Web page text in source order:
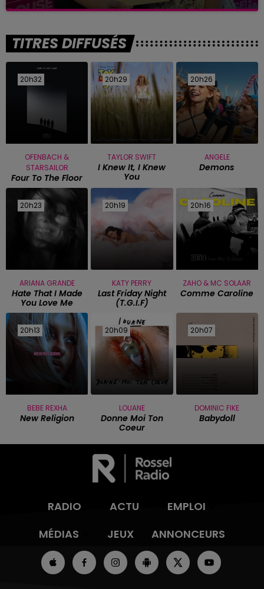
TITRES DIFFUSÉS
20h32
20h32
OFENBACH &
STARSAILOR
Four To The Floor
20h29
20h29
TAYLOR SWIFT
I Knew It, I Knew
You
20h26
20h26
ANGELE
Demons
20h23
20h23
ARIANA GRANDE
Hate That I Made
You Love Me
20h19
20h19
KATY PERRY
Last Friday Night
(t.g.i.f)
20h16
20h16
ZAHO & MC SOLAAR
Comme Caroline
20h13
20h13
BEBE REXHA
New Religion
20h09
20h09
LOUANE
Donne Moi Ton
Coeur
20h07
20h07
DOMINIC FIKE
Babydoll
RADIO ACTU
EMPLOI
MÉDIAS
JEUX ANNONCEURS